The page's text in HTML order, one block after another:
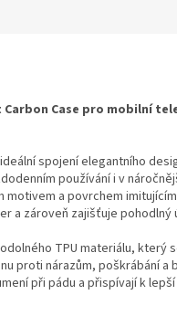
Case pro mobilní
spojení elegantního
používání i v
a povrchem
a zároveň zajišťuje pohodlný
TPU materiálu, který
proti nárazům, poškrábání a
při pádu a přispívají k